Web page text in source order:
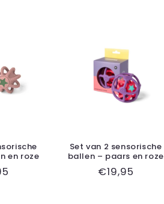
en roze
Set van 2 sensorische
ballen – paars en roze
Normale
€19,95